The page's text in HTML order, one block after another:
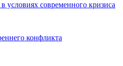
условиях современного кризиса
конфликта